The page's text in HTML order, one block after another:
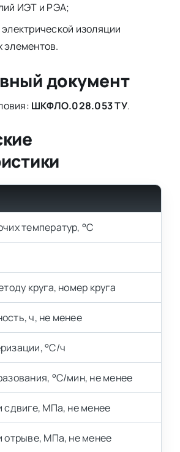
ИЭТ и РЭА;
изоляции
документ
ШКФЛО.028.053 ТУ.
температур, °С
круга, номер круга
ч, не менее
°С/ч
°С/мин, не менее
сдвиге, МПа, не менее
отрыве, МПа, не менее